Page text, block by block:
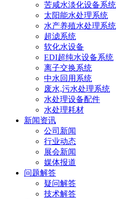
苦咸水淡化设备系统
太阳能水处理系统
水产养殖水处理系统
超滤系统
软化水设备
EDI超纯水设备系统
离子交换系统
中水回用系统
废水,污水处理系统
水处理设备配件
水处理耗材
新闻资讯
公司新闻
行业动态
展会新闻
媒体报道
问题解答
疑问解答
技术解答